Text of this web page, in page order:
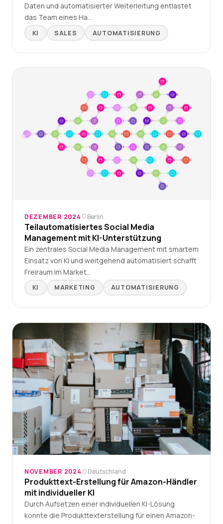
Daten und automatisierter Weiterleitung entlastet
das Team eines Ha…
KI SALES AUTOMATISIERUNG
DEZEMBER 2024 Berlin
Teilautomatisiertes Social Media
Management mit KI-Unterstützung
Ein zentrales Social Media Management mit smartem
Einsatz von KI und weitgehend automatisiert schafft
Freiraum im Market…
KI MARKETING AUTOMATISIERUNG
NOVEMBER 2024 Deutschland
Produkttext-Erstellung für Amazon-Händler
mit individueller KI
Durch Aufsetzen einer individuellen KI-Lösung
konnte die Produkttexterstellung für einen Amazon-